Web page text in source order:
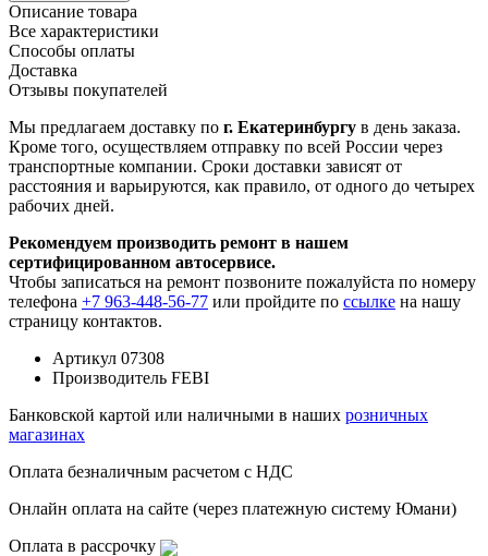
Описание товара
Все характеристики
Способы оплаты
Доставка
Отзывы покупателей
Мы предлагаем доставку по г. Екатеринбургу в день заказа.
Кроме того, осуществляем отправку по всей России через
транспортные компании. Сроки доставки зависят от
расстояния и варьируются, как правило, от одного до четырех
рабочих дней.
Рекомендуем производить ремонт в нашем
сертифицированном автосервисе.
Чтобы записаться на ремонт позвоните пожалуйста по номеру
телефона +7 963-448-56-77 или пройдите по ссылке на нашу
страницу контактов.
Артикул 07308
Производитель FEBI
Банковской картой или наличными в наших розничных
магазинах
Оплата безналичным расчетом с НДС
Онлайн оплата на сайте (через платежную систему Юмани)
Оплата в рассрочку